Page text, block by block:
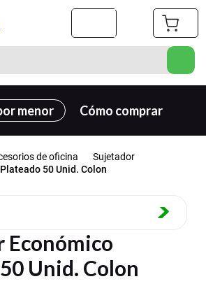
menor Cómo comprar
de oficina
Sujetador
50 Unid. Colon
Económico
Unid. Colon
buscados